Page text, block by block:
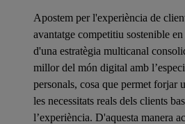
Apostem per l'experiència de
avantatge competitiu sostenible
d'una estratègia multicanal
millor del món digital amb
personals, cosa que permet forjar
les necessitats reals dels clients
l’experiència. D'aquesta manera